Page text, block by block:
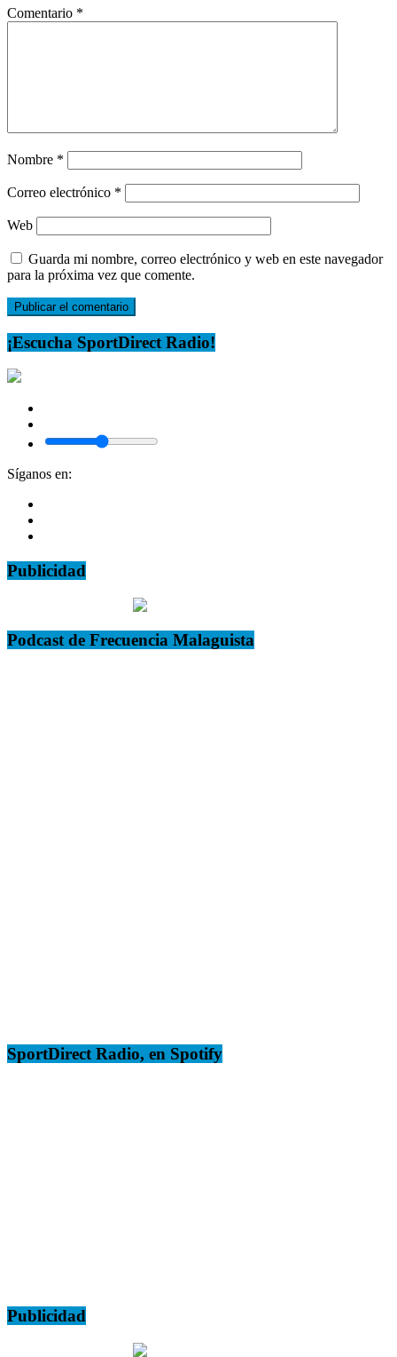
Comentario *
Nombre *
Correo electrónico *
Web
Guarda mi nombre, correo electrónico y web en este navegador
para la próxima vez que comente.
¡Escucha SportDirect Radio!
Síganos en:
Publicidad
Podcast de Frecuencia Malaguista
SportDirect Radio, en Spotify
Publicidad